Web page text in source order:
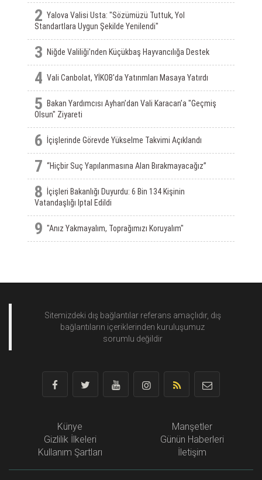
2 Yalova Valisi Usta: "Sözümüzü Tuttuk, Yol
Standartlara Uygun Şekilde Yenilendi"
3 Niğde Valiliği’nden Küçükbaş Hayvancılığa Destek
4 Vali Canbolat, YİKOB'da Yatırımları Masaya Yatırdı
5
Bakan Yardımcısı Ayhan’dan Vali Karacan’a "Geçmiş
Olsun" Ziyareti
6 İçişlerinde Görevde Yükselme Takvimi Açıklandı
7 “Hiçbir Suç Yapılanmasına Alan Bırakmayacağız”
8
İçişleri Bakanlığı Duyurdu: 6 Bin 134 Kişinin
Vatandaşlığı Iptal Edildi
9 "Anız Yakmayalım, Toprağımızı Koruyalım"
Sitemizdeki dış bağlantılar referans amaçlıdır, dış
bağlantıların içeriklerinden kuruluşumuz
sorumlu değildir
Künye
Gizlilik İlkeleri
Kullanım Şartları
Manşetler
Günün Haberleri
İletişim